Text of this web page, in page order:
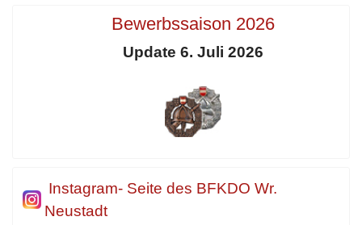
Bewerbssaison 2026
Update 6. Juli 2026
Instagram- Seite des BFKDO Wr.
Neustadt